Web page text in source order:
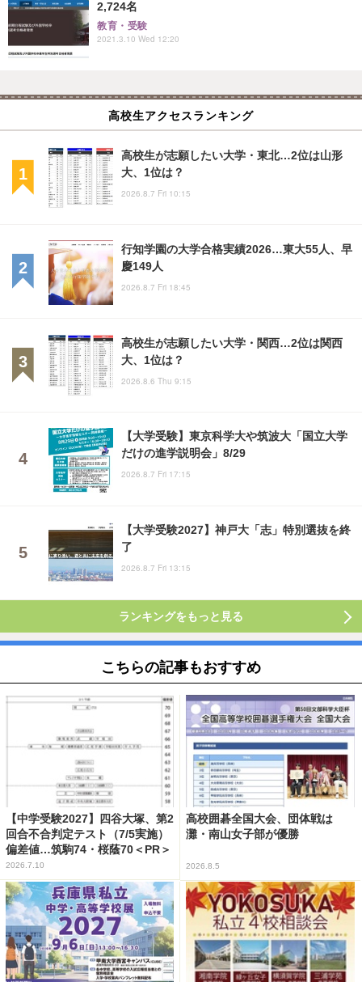
2,724名
教育・受験
2021.3.10 Wed 12:20
高校生アクセスランキング
高校生が志願したい大学・東北…2位は山形
大、1位は？
2026.8.7 Fri 10:15
行知学園の大学合格実績2026…東大55人、早
慶149人
2026.8.7 Fri 18:45
高校生が志願したい大学・関西…2位は関西
大、1位は？
2026.8.6 Thu 9:15
【大学受験】東京科学大や筑波大「国立大学
だけの進学説明会」8/29
2026.8.7 Fri 17:15
【大学受験2027】神戸大「志」特別選抜を終
了
2026.8.7 Fri 13:15
ランキングをもっと見る
こちらの記事もおすすめ
【中学受験2027】四谷大塚、第2
回合不合判定テスト（7/5実施）
偏差値…筑駒74・桜蔭70＜PR＞
2026.7.10
高校囲碁全国大会、団体戦は
灘・南山女子部が優勝
2026.8.5